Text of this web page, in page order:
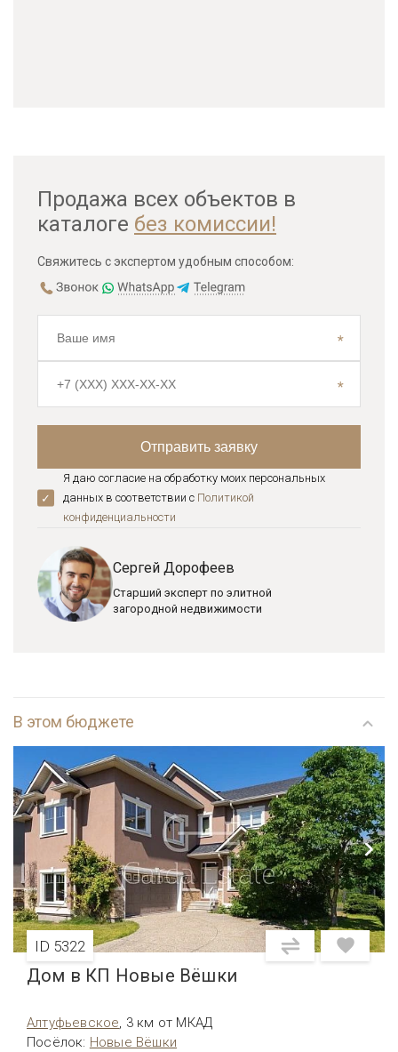
Продажа всех объектов в
каталоге без комиссии!
Свяжитесь с экспертом удобным способом:
Я даю согласие на обработку моих персональных
данных в соответствии с Политикой
конфиденциальноcти
Сергей Дорофеев
Старший эксперт по элитной
загородной недвижимости
В этом бюджете
ID 5322
Дом в КП Новые Вёшки
Алтуфьевcкое, 3 км от МКАД
Посёлок: Новые Вёшки